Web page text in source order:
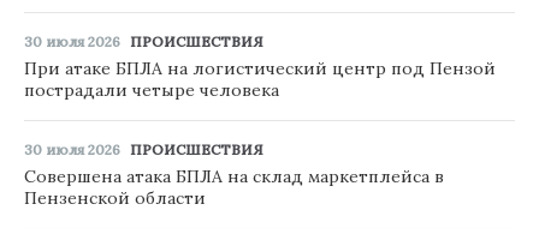
30 июля 2026 ПРОИСШЕСТВИЯ
При атаке БПЛА на логистический центр под Пензой
пострадали четыре человека
30 июля 2026 ПРОИСШЕСТВИЯ
Совершена атака БПЛА на склад маркетплейса в
Пензенской области